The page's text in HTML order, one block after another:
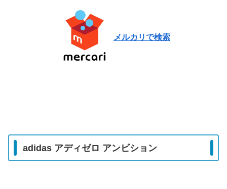
メルカリで検索
adidas アディゼロ アンビション